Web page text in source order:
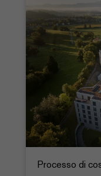
Processo di